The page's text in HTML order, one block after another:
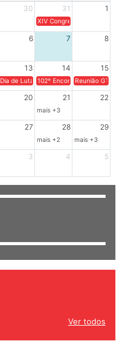
30 31 1
XIV Congresso Brasileiro
6 7 8
13 14 15
Dia de Luta em Defesa de Cuba e da
102º Encontro da
Reunião
20 21 22
mais +3
27 28 29
mais +2 mais +3
3 4 5
Ver todos